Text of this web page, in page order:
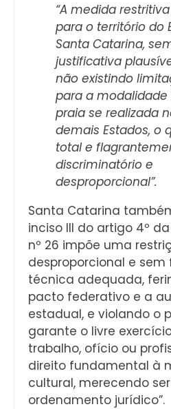
“A medida
para o território do
Santa Catarina,
justificativa
não existindo
para a modalidade
praia se realizada
demais Estados, o
total e
discriminatório e
desproporcional”.
Santa Catarina
inciso III do artigo 4º
nº 26 impõe uma
desproporcional e
técnica adequada,
pacto federativo e a
estadual, e violando o
garante o livre
trabalho, ofício ou
direito fundamental à
cultural, merecendo
ordenamento jurídico”.